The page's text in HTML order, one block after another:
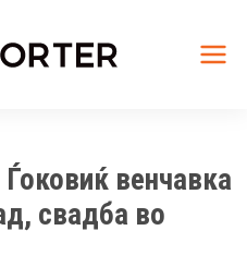
венчавка
свадба во